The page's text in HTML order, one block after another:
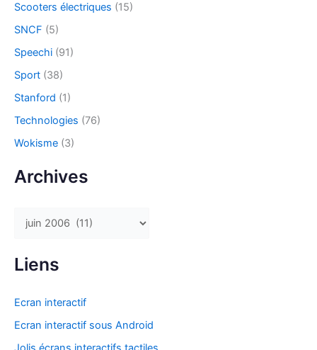
Scooters électriques (15)
SNCF (5)
Speechi (91)
Sport (38)
Stanford (1)
Technologies (76)
Wokisme (3)
Archives
c
i
v
Liens
Ecran interactif
Ecran interactif sous Android